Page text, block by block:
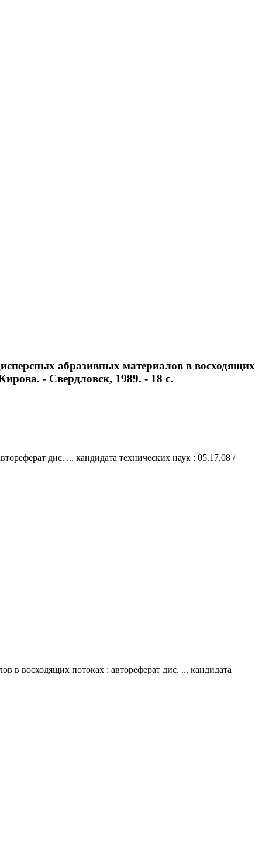
абразивных материалов в восходящих
- Свердловск, 1989. - 18 с.
дис. ... кандидата технических наук : 05.17.08 /
в восходящих потоках : автореферат дис. ... кандидата